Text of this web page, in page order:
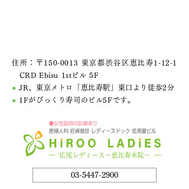
住所：〒150-0013 東京都渋谷区恵比寿1-12-1
CRD Ebisu 1stビル 5F
●JR、東京メトロ「恵比寿駅」東口より徒歩2分
● 1Fがびっくり寿司のビル5Fです。
03-5447-2900